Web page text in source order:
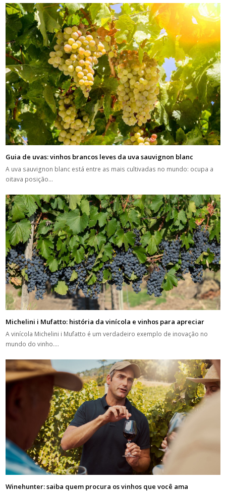
Guia de uvas: vinhos brancos leves da uva sauvignon blanc
A uva sauvignon blanc está entre as mais cultivadas no mundo: ocupa a
oitava posição…
Michelini i Mufatto: história da vinícola e vinhos para apreciar
A vinícola Michelini i Mufatto é um verdadeiro exemplo de inovação no
mundo do vinho.…
Winehunter: saiba quem procura os vinhos que você ama